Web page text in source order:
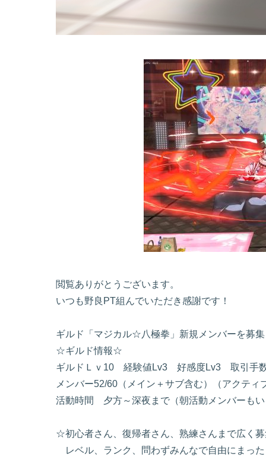
閲覧ありがとうございます。
いつも野良PT組んでいただき感謝です！
ギルド「マジカル☆八極拳」新規メンバーを募
☆ギルド情報☆
ギルドＬｖ10 経験値Lv3 好感度Lv3 取引手
メンバー52/60（メイン＋サブ含む）（アクティ
活動時間 夕方～深夜まで（朝活動メンバーも
☆初心者さん、復帰者さん、熟練さんまで広く
レベル、ランク、問わずみんなで自由にまっ